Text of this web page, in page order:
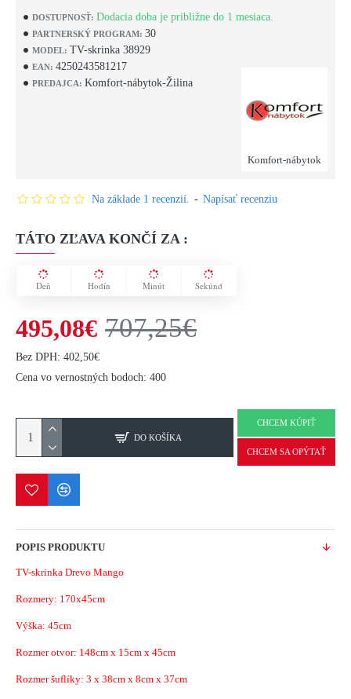
DOSTUPNOSŤ: Dodacia doba je približne do 1 mesiaca.
PARTNERSKÝ PROGRAM: 30
MODEL: TV-skrinka 38929
EAN: 4250243581217
PREDAJCA: Komfort-nábytok-Žilina
Komfort-nábytok
Na základe 1 recenzií. - Napísať recenziu
TÁTO ZĽAVA KONČÍ ZA :
Deň Hodín Minút Sekúnd
495,08€ 707,25€
Bez DPH: 402,50€
Cena vo vernostných bodoch: 400
DO KOŠÍKA
CHCEM KÚPIŤ
CHCEM SA OPÝTAŤ
POPIS PRODUKTU
TV-skrinka Drevo Mango
Rozmery: 170x45cm
Výška: 45cm
Rozmer otvor: 148cm x 15cm x 45cm
Rozmer šuflíky: 3 x 38cm x 8cm x 37cm